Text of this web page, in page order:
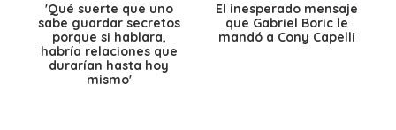
'Qué suerte que uno
sabe guardar secretos
porque si hablara,
habría relaciones que
durarían hasta hoy
mismo'
El inesperado mensaje
que Gabriel Boric le
mandó a Cony Capelli